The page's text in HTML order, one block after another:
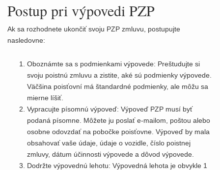
Postup pri výpovedi PZP
Ak sa rozhodnete ukončiť svoju PZP zmluvu, postupujte
nasledovne:
Oboznámte sa s podmienkami výpovede: Preštudujte si
svoju poistnú zmluvu a zistite, aké sú podmienky výpovede.
Väčšina poisťovní má štandardné podmienky, ale môžu sa
mierne líšiť.
Vypracujte písomnú výpoveď: Výpoveď PZP musí byť
podaná písomne. Môžete ju poslať e-mailom, poštou alebo
osobne odovzdať na pobočke poisťovne. Výpoveď by mala
obsahovať vaše údaje, údaje o vozidle, číslo poistnej
zmluvy, dátum účinnosti výpovede a dôvod výpovede.
Dodržte výpovednú lehotu: Výpovedná lehota je obvykle 1